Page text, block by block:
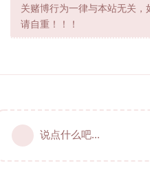
关赌博行为一律与本站无关，
请自重！！！
说点什么吧...